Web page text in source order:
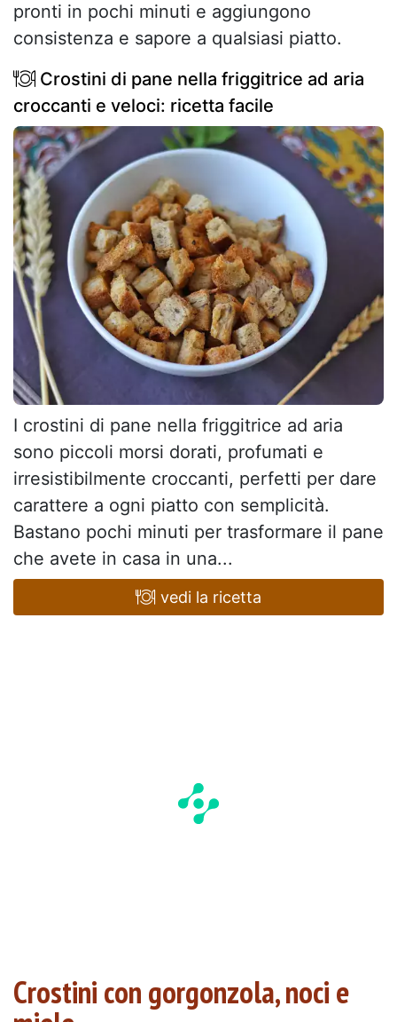
pronti in pochi minuti e aggiungono
consistenza e sapore a qualsiasi piatto.
Crostini di pane nella friggitrice ad aria
croccanti e veloci: ricetta facile
I crostini di pane nella friggitrice ad aria
sono piccoli morsi dorati, profumati e
irresistibilmente croccanti, perfetti per dare
carattere a ogni piatto con semplicità.
Bastano pochi minuti per trasformare il pane
che avete in casa in una...
vedi la ricetta
Crostini con gorgonzola, noci e